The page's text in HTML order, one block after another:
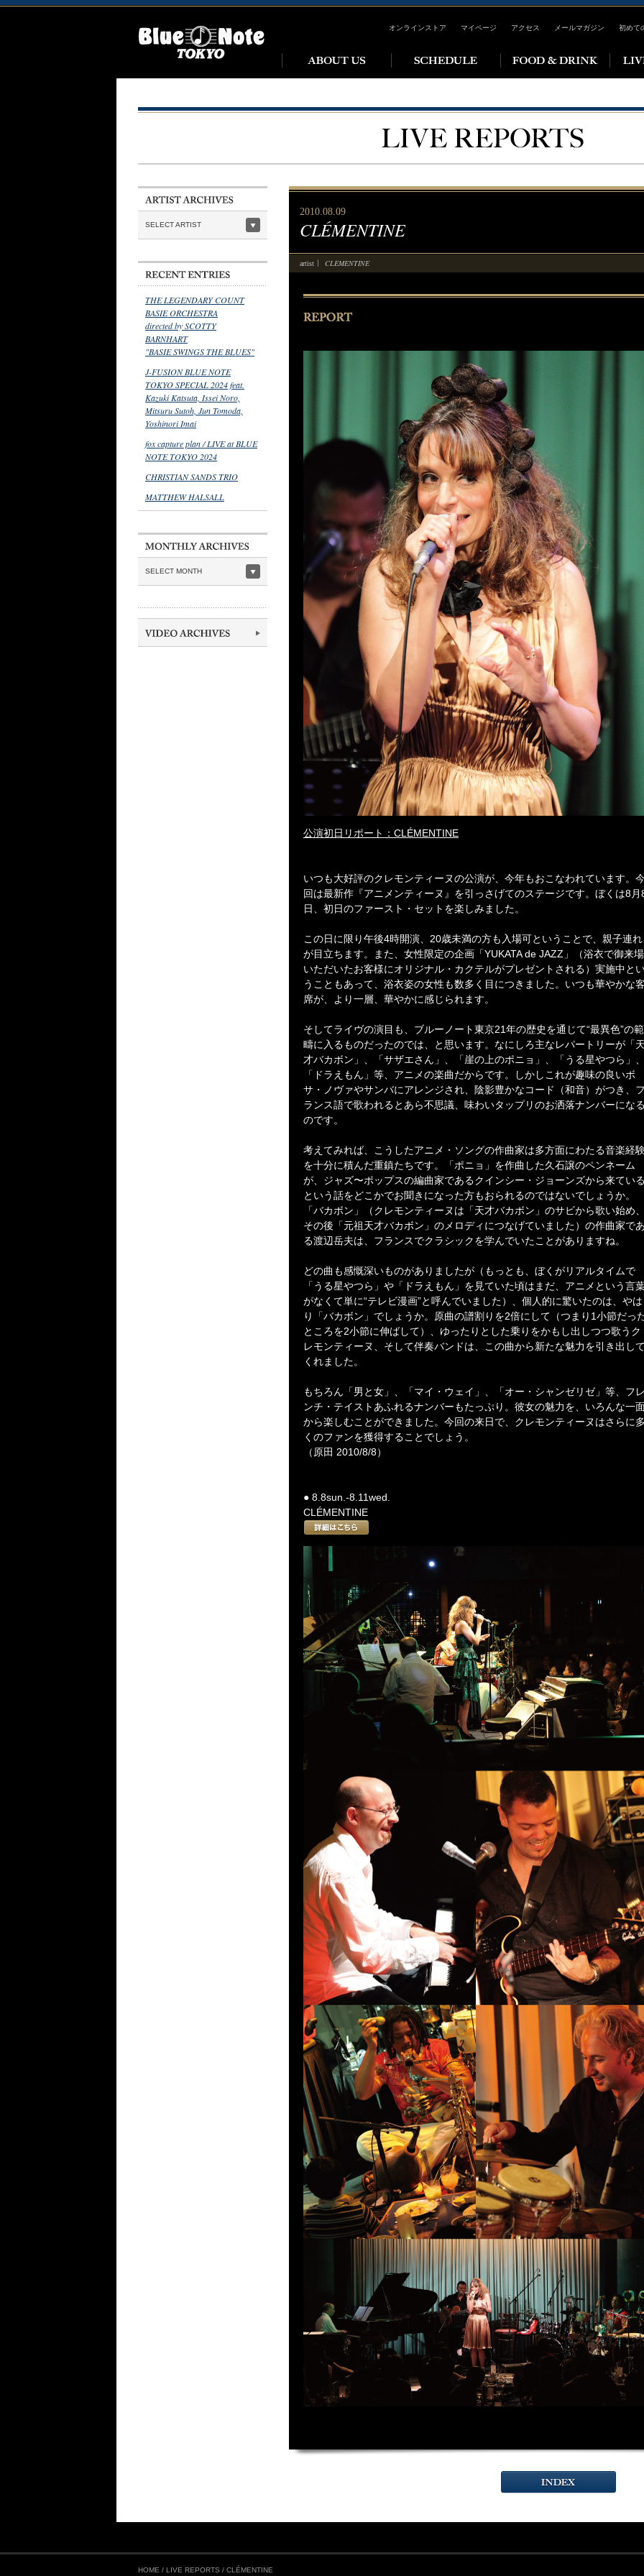
オンラインストア マイページ アクセス メールマガジン 初めて
SELECT ARTIST
THE LEGENDARY COUNT
BASIE ORCHESTRA
directed by SCOTTY
BARNHART
"BASIE SWINGS THE BLUES"
J-FUSION BLUE NOTE
TOKYO SPECIAL 2024 feat.
Kazuki Katsuta, Issei Noro,
Mitsuru Sutoh, Jun Tomoda,
Yoshinori Imai
fox capture plan / LIVE at BLUE
NOTE TOKYO 2024
CHRISTIAN SANDS TRIO
MATTHEW HALSALL
SELECT MONTH
2010.08.09
CLÉMENTINE
artist CLEMENTINE
公演初日リポート：CLÉMENTINE
いつも大好評のクレモンティーヌの公演が、今年もおこなわれています。
回は最新作『アニメンティーヌ』を引っさげてのステージです。ぼくは8月
日、初日のファースト・セットを楽しみました。
この日に限り午後4時開演、20歳未満の方も入場可ということで、親子連れ
が目立ちます。また、女性限定の企画「YUKATA de JAZZ」（浴衣で御来場
いただいたお客様にオリジナル・カクテルがプレゼントされる）実施中と
うこともあって、浴衣姿の女性も数多く目につきました。いつも華やかな
席が、より一層、華やかに感じられます。
そしてライヴの演目も、ブルーノート東京21年の歴史を通じて“最異色”の範
疇に入るものだったのでは、と思います。なにしろ主なレパートリーが「
才バカボン」、「サザエさん」、「崖の上のポニョ」、「うる星やつら」
「ドラえもん」等、アニメの楽曲だからです。しかしこれが趣味の良いボ
サ・ノヴァやサンバにアレンジされ、陰影豊かなコード（和音）がつき、
ランス語で歌われるとあら不思議、味わいタップリのお洒落ナンバーにな
のです。
考えてみれば、こうしたアニメ・ソングの作曲家は多方面にわたる音楽経
を十分に積んだ重鎮たちです。「ポニョ」を作曲した久石譲のペンネーム
が、ジャズ〜ポップスの編曲家であるクインシー・ジョーンズから来てい
という話をどこかでお聞きになった方もおられるのではないでしょうか。
「バカボン」（クレモンティーヌは「天才バカボン」のサビから歌い始め
その後「元祖天才バカボン」のメロディにつなげていました）の作曲家で
る渡辺岳夫は、フランスでクラシックを学んでいたことがありますね。
どの曲も感慨深いものがありましたが（もっとも、ぼくがリアルタイムで
「うる星やつら」や「ドラえもん」を見ていた頃はまだ、アニメという言
がなくて単に“テレビ漫画”と呼んでいました）、個人的に驚いたのは、やは
り「バカボン」でしょうか。原曲の譜割りを2倍にして（つまり1小節だっ
ところを2小節に伸ばして）、ゆったりとした乗りをかもし出しつつ歌うク
レモンティーヌ、そして伴奏バンドは、この曲から新たな魅力を引き出し
くれました。
もちろん「男と女」、「マイ・ウェイ」、「オー・シャンゼリゼ」等、フ
ンチ・テイストあふれるナンバーもたっぷり。彼女の魅力を、いろんな一
から楽しむことができました。今回の来日で、クレモンティーヌはさらに
くのファンを獲得することでしょう。
（原田 2010/8/8）
● 8.8sun.-8.11wed.
CLÉMENTINE
HOME / LIVE REPORTS / CLÉMENTINE